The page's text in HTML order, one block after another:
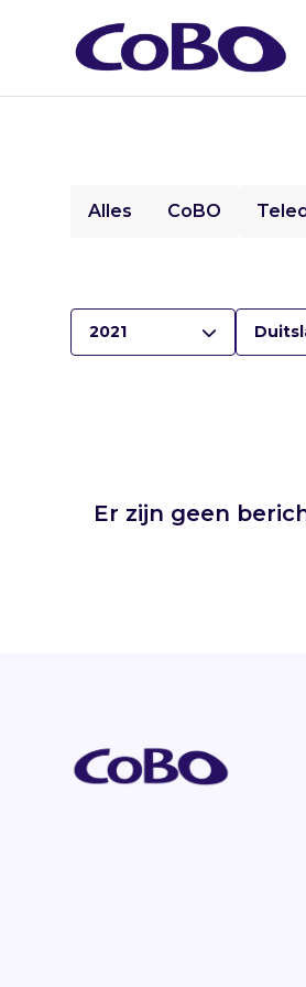
Alles CoBO
2021
Er zijn geen